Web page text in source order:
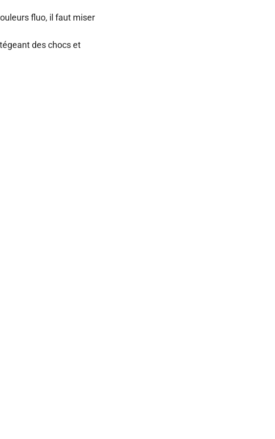
fluo, il faut miser
des chocs et